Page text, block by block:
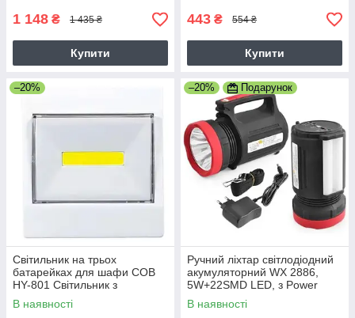
1 148 ₴ 1 435 ₴
Купити
443 ₴ 554 ₴
Купити
–20%
Світильник на трьох
батарейках для шафи COB
HY-801 Світильник з
магнітним кріпленням та
липучкою
В наявності
–20% Подарунок
Ручний ліхтар світлодіодний
акумуляторний WX 2886,
5W+22SMD LED, з Power
Bank
В наявності